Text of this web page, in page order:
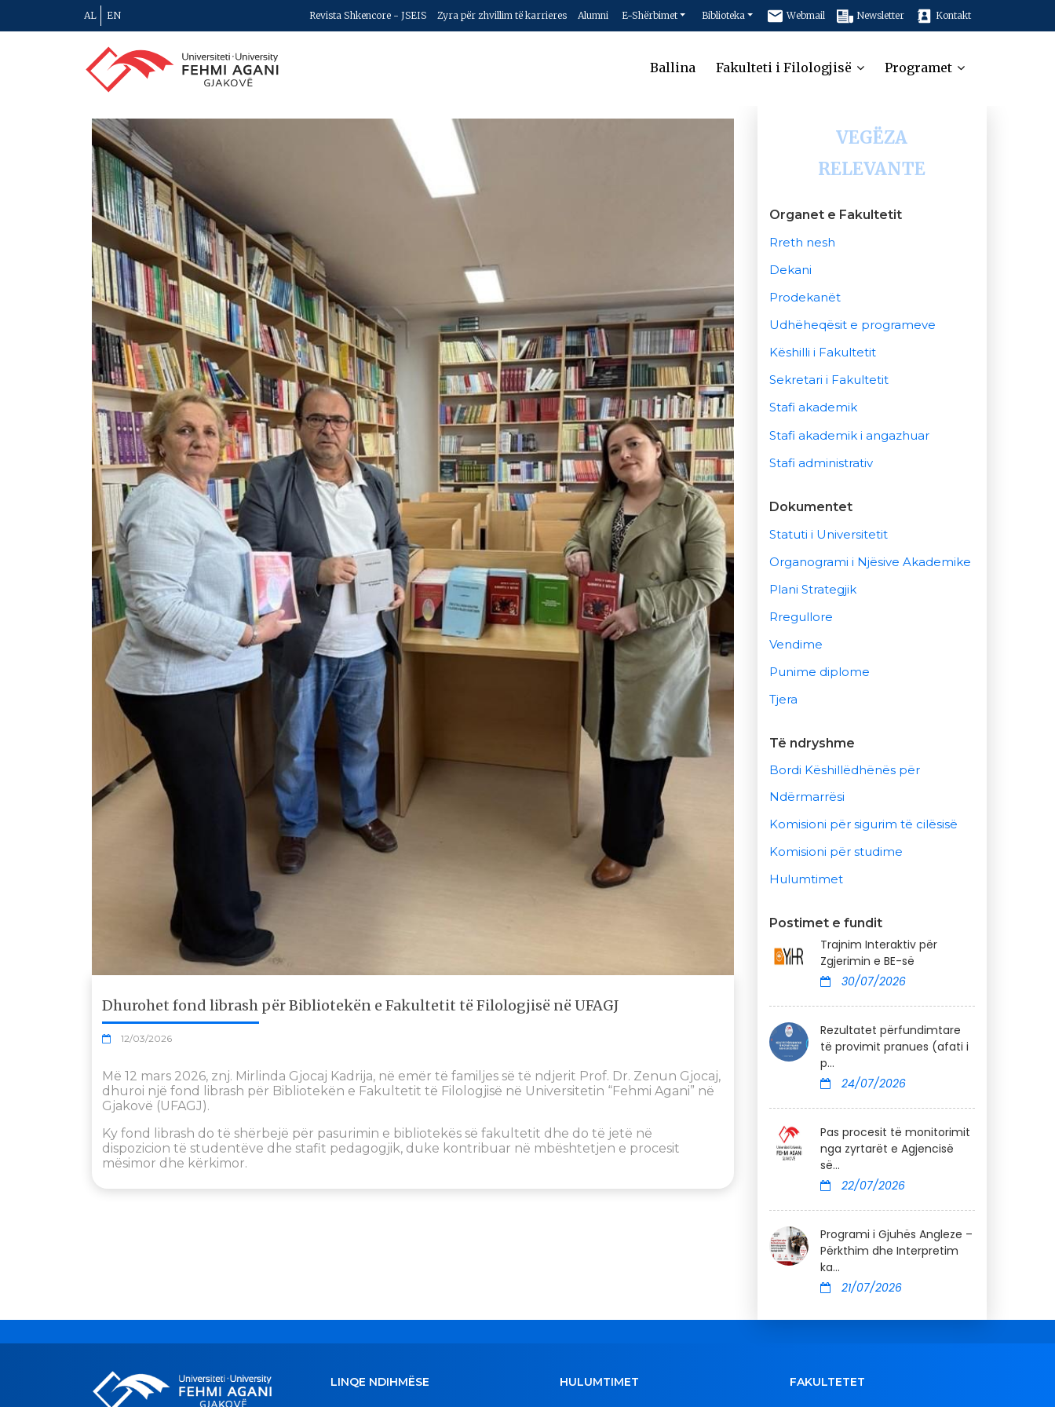
AL EN Revista Shkencore - JSEIS Zyra për zhvillim të karrieres Alumni E-Shërbimet Biblioteka Webmail Newsletter Kontakt
Ballina Fakulteti i Filologjisë Programet
Dhurohet fond librash për Bibliotekën e Fakultetit të Filologjisë në UFAGJ
12/03/2026
Më 12 mars 2026, znj. Mirlinda Gjocaj Kadrija, në emër të familjes së të ndjerit Prof. Dr. Zenun Gjocaj,
dhuroi një fond librash për Bibliotekën e Fakultetit të Filologjisë në Universitetin “Fehmi Agani” në
Gjakovë (UFAGJ).
Ky fond librash do të shërbejë për pasurimin e bibliotekës së fakultetit dhe do të jetë në
dispozicion të studentëve dhe stafit pedagogjik, duke kontribuar në mbështetjen e procesit
mësimor dhe kërkimor.
VEGËZA
RELEVANTE
Organet e Fakultetit
Rreth nesh
Dekani
Prodekanët
Udhëheqësit e programeve
Këshilli i Fakultetit
Sekretari i Fakultetit
Stafi akademik
Stafi akademik i angazhuar
Stafi administrativ
Dokumentet
Statuti i Universitetit
Organogrami i Njësive Akademike
Plani Strategjik
Rregullore
Vendime
Punime diplome
Tjera
Të ndryshme
Bordi Këshillëdhënës për
Ndërmarrësi
Komisioni për sigurim të cilësisë
Komisioni për studime
Hulumtimet
Postimet e fundit
Trajnim Interaktiv për
Zgjerimin e BE-së
30/07/2026
Rezultatet përfundimtare
të provimit pranues (afati i
p...
24/07/2026
Pas procesit të monitorimit
nga zyrtarët e Agjencisë
së...
22/07/2026
Programi i Gjuhës Angleze –
Përkthim dhe Interpretim
ka...
21/07/2026
LINQE NDIHMËSE HULUMTIMET FAKULTETET